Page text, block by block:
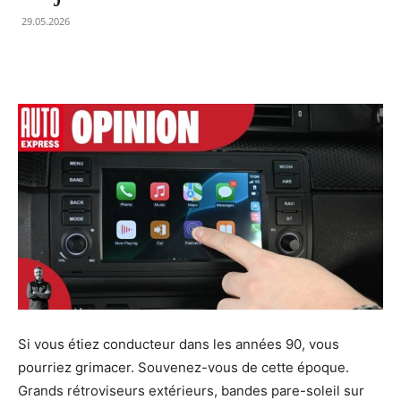
29.05.2026
Si vous étiez conducteur dans les années 90, vous
pourriez grimacer. Souvenez-vous de cette époque.
Grands rétroviseurs extérieurs, bandes pare-soleil sur